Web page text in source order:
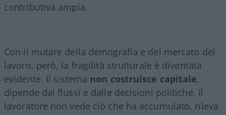
contributiva ampia.
Con il mutare della demografia e del mercato del
lavoro, però, la fragilità strutturale è diventata
evidente. Il sistema non costruisce capitale,
dipende dai flussi e dalle decisioni politiche. Il
lavoratore non vede ciò che ha accumulato, rileva